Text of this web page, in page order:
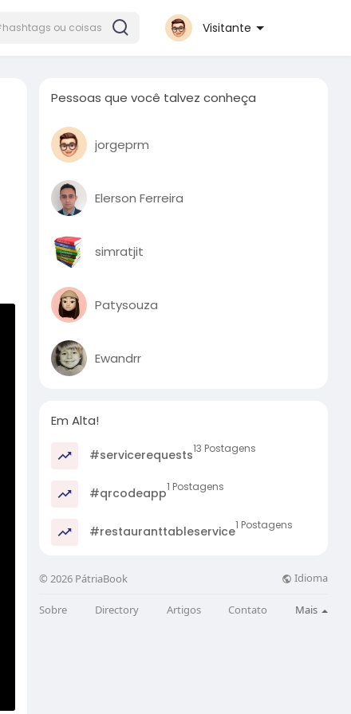
Visitante
Pessoas que você talvez conheça
jorgeprm
Elerson Ferreira
simratjit
Patysouza
Ewandrr
Em Alta!
#servicerequests13 Postagens
#qrcodeapp1 Postagens
#restauranttableservice1 Postagens
© 2026 PátriaBook Idioma
Sobre Directory Artigos Contato Mais